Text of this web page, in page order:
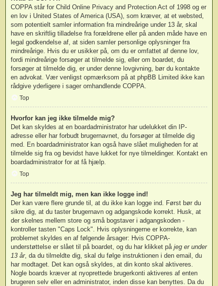
COPPA står for Child Online Privacy and Protection Act of 1998 og er
en lov i United States of America (USA), som kræver, at et websted,
som potentielt samler information fra mindreårige under 13 år, skal
have en skriftlig tilladelse fra forældrene eller på anden måde have en
legal godkendelse af, at siden samler personlige oplysninger fra
mindreårige. Hvis du er usikker på, om du er omfattet af denne lov,
fordi mindreårige forsøger at tilmelde sig, eller om boardet, du
forsøger at tilmelde dig, er under denne lovgivning, bør du kontakte
en advokat. Vær venligst opmærksom på at phpBB Limited ikke kan
rådgive yderligere i sager omhandlende COPPA.
Top
Hvorfor kan jeg ikke tilmelde mig?
Det kan skyldes at en boardadministrator har udelukket din IP-
adresse eller har forbudt brugernavnet, du forsøger at tilmelde dig
med. En boardadministrator kan også have slået muligheden for at
tilmelde sig fra og bevidst have lukket for nye tilmeldinger. Kontakt en
boardadministrator for at få hjælp.
Top
Jeg har tilmeldt mig, men kan ikke logge ind!
Der kan være flere grunde til, at du ikke kan logge ind. Først bør du
sikre dig, at du taster brugernavn og adgangskode korrekt. Husk, at
der skelnes mellem store og små bogstaver i adgangskoden -
kontroller tasten "Caps Lock". Hvis oplysningerne er korrekte, kan
problemet skyldes en af følgende årsager: Hvis COPPA-
understøttelse er slået til på boardet, og du har klikket på jeg er under
13 år, da du tilmeldte dig, skal du følge instruktionen i den email, du
har modtaget. Det kan også skyldes, at din konto skal aktiveres.
Nogle boards kræver at nyoprettede brugerkonti aktiveres af enten
brugeren selv eller en administrator, inden disse kan benyttes. Da du